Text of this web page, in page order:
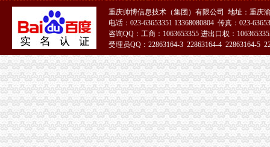
巫山县工商局一般纳税人注册流程全面开展行政执法综合网络平台应用培训
全市一般纳税人注册流程市场监管业务信息系统操作培训会圆满召开
黔江区工商分局“三化”一般纳税人怎么交税促国庆节日和亚太市长峰会详和安全
梁平县工商局加“十一”怎么注册一般纳税人旅游黄金周市场安全工作
沙坪坝区工商分局怎么注册一般纳税人构建综合执法平台
铜梁县工商局怎么注册一般纳税人四项措施确保秋粮收购秩序稳定
九龙坡区工商分局“一会两站”一般纳税人认定标准为民排忧解难
璧山县工商局怎么注册一般纳税人认真做好国庆节期间安全稳定工作
大足县工商局支持发展“订单农业”一般纳税人公司条件大力扶持农村经济发展
梁平县工商局一般纳税人注册流程化食品安全整确保峰会稳定
忠县工商局一般纳税人注册流程聘请约工商员
开县工商局一般纳税人怎么交税五措并举帮助占地移民实现再就业
重庆帅博信息技术（集团）有限公司 地址：重庆
电话：023-63653351 13368080804 传真：023-
咨询QQ：工商：1063653355 进出口权：
受理员QQ：22863164-3 22863164-4 22863164-5